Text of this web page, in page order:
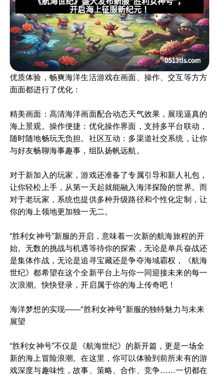
优质体验，畅爽海洋生活游戏在画面、操作、交互等方方
面面都进行了优化：
精美画面：高清海洋画面配合动态天气效果，展现逼真的
海上景观。操作便捷：优化操作界面，支持多平台联动，
随时随地畅玩无负担。社区互动：多渠道社交系统，让你
与好友畅聊海事趣事，组队扬帆远航。
对于新加入的玩家，游戏还准备了专属引导和新人礼包，
让你轻松上手，从第一天起就能融入海洋探险的世界。而
对于老玩家，系统也提供多种升级路径和个性化定制，让
你的海上领地更加独一无二。
“胜利女神号”新服的开启，意味着一次新的航海旅程的开
始。无数的挑战与机遇等待你的探索，无论是单兵奋战还
是集体作战，无论是追寻宝藏还是争夺海域霸权，《航海
世纪》都希望在这个全新平台上与你一同迎接未来的每一
次浪潮。快快登录，开启属于你的海上传奇吧！
海洋梦想的实现——“胜利女神号”新服的独特魅力与未来
展望
“胜利女神号”不仅是《航海世纪》的新开篇，更是一场全
新的海上冒险浪潮。在这里，你可以体验到前所未有的游
戏深度与趣味性，故事、策略、合作、竞争……一切都在